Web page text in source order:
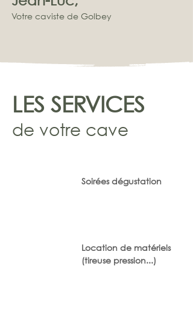
Votre caviste de Golbey
LES SERVICES
de votre cave
Soirées dégustation
Location de matériels
(tireuse pression...)